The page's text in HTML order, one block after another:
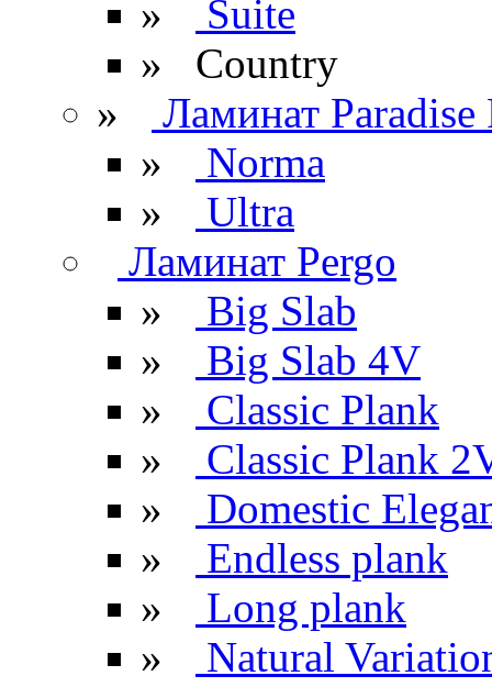
»
Suite
» Сountry
»
Ламинат Paradise
»
Norma
»
Ultra
Ламинат Pergo
»
Big Slab
»
Big Slab 4V
»
Classic Plank
»
Classic Plank
»
Domestic
»
Endless plank
»
Long plank
»
Natural